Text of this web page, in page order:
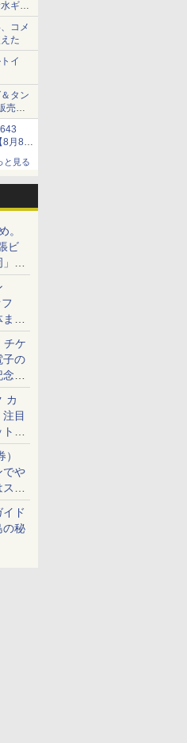
ギア
コメ
た
イ
タン
売の
8月8日
」が
と見る
。
ビ
な
！
と
チケ
子の
チ
カ
目
手
は？
でや
マ
ド
の秘